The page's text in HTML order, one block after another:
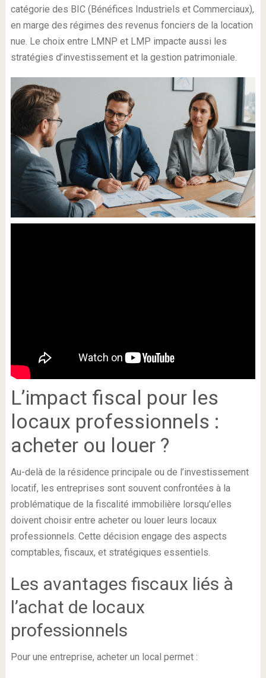
catégorie des BIC (Bénéfices Industriels et Commerciaux),
en marge des régimes des revenus fonciers de la location
nue. Le choix entre LMNP et LMP impacte aussi les
stratégies d’investissement et la gestion patrimoniale.
L’impact fiscal pour les
locaux professionnels :
acheter ou louer ?
Au-delà de la résidence principale ou de l’investissement
locatif, les entreprises sont souvent confrontées à la
problématique de la fiscalité immobilière lorsqu’elles
doivent choisir entre acheter ou louer leurs locaux
professionnels. Cette décision engage des aspects
comptables, fiscaux, et stratégiques essentiels.
Les avantages fiscaux liés à
l’achat de locaux
professionnels
Pour une entreprise, acheter un local permet :